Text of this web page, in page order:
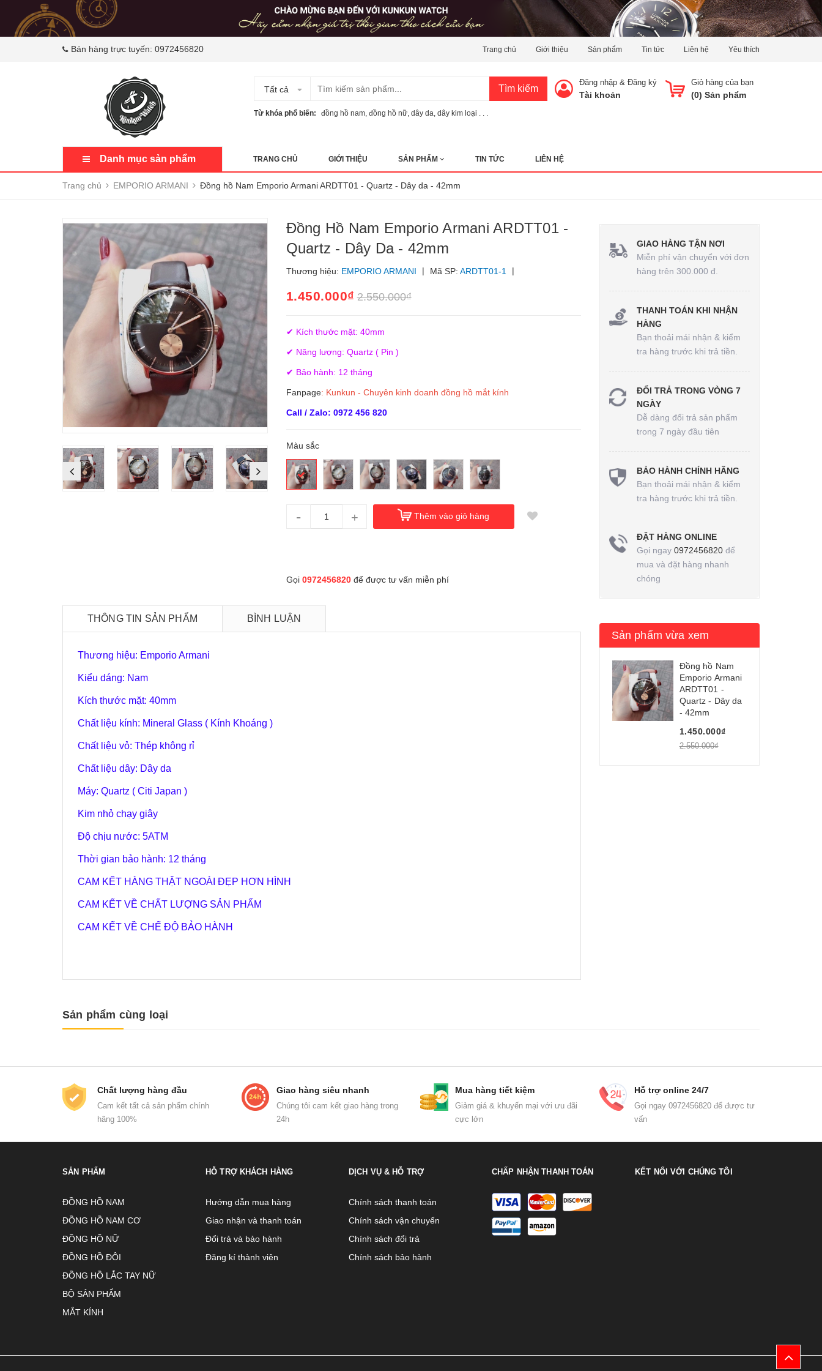
Bán hàng trực tuyến: 0972456820 Trang chủ Giới thiệu Sản phẩm Tin tức Liên hệ Yêu thích
Tất cả Tìm kiếm
Từ khóa phổ biến: đồng hồ nam đồng hồ nữ dây da dây kim loại . . .
Giỏ hàng của bạn
(0) Sản phẩm
Đăng nhập & Đăng ký
Tài khoản
Danh mục sản phẩm TRANG CHỦ GIỚI THIỆU SẢN PHẨM TIN TỨC LIÊN HỆ
Trang chủ EMPORIO ARMANI Đồng hồ Nam Emporio Armani ARDTT01 - Quartz - Dây da - 42mm
Đồng Hồ Nam Emporio Armani ARDTT01 -
Quartz - Dây Da - 42mm
Thương hiệu: EMPORIO ARMANI | Mã SP: ARDTT01-1 |
1.450.000₫ 2.550.000₫
✔ Kích thước mặt: 40mm
✔ Năng lượng: Quartz ( Pin )
✔ Bảo hành: 12 tháng
Fanpage: Kunkun - Chuyên kinh doanh đồng hồ mắt kính
Call / Zalo: 0972 456 820
Màu sắc
- + Thêm vào giỏ hàng
Gọi 0972456820để được tư vấn miễn phí
THÔNG TIN SẢN PHẨM BÌNH LUẬN
Thương hiệu: Emporio Armani
Kiểu dáng: Nam
Kích thước mặt: 40mm
Chất liệu kính: Mineral Glass ( Kính Khoáng )
Chất liệu vỏ: Thép không rỉ
Chất liệu dây: Dây da
Máy: Quartz ( Citi Japan )
Kim nhỏ chạy giây
Độ chịu nước: 5ATM
Thời gian bảo hành: 12 tháng
CAM KẾT HÀNG THẬT NGOÀI ĐẸP HƠN HÌNH
CAM KẾT VỀ CHẤT LƯỢNG SẢN PHẨM
CAM KẾT VỀ CHẾ ĐỘ BẢO HÀNH
GIAO HÀNG TẬN NƠI
Miễn phí vận chuyển với đơn
hàng trên 300.000 đ.
THANH TOÁN KHI NHẬN
HÀNG
Bạn thoải mái nhận & kiểm
tra hàng trước khi trả tiền.
ĐỔI TRẢ TRONG VÒNG 7
NGÀY
Dễ dàng đổi trả sản phẩm
trong 7 ngày đầu tiên
BẢO HÀNH CHÍNH HÃNG
Bạn thoải mái nhận & kiểm
tra hàng trước khi trả tiền.
ĐẶT HÀNG ONLINE
Gọi ngay 0972456820để
mua và đặt hàng nhanh
chóng
Sản phẩm vừa xem
Đồng hồ Nam
Emporio Armani
ARDTT01 -
Quartz - Dây da
- 42mm
1.450.000₫
2.550.000₫
Sản phẩm cùng loại
Chất lượng hàng đầu
Cam kết tất cả sản phẩm chính
hãng 100%
Giao hàng siêu nhanh
Chúng tôi cam kết giao hàng trong
24h
Mua hàng tiết kiệm
Giảm giá & khuyến mại với ưu đãi
cực lớn
Hỗ trợ online 24/7
Gọi ngay 0972456820 để được tư
vấn
SẢN PHẨM
ĐỒNG HỒ NAM
ĐỒNG HỒ NAM CƠ
ĐỒNG HỒ NỮ
ĐỒNG HỒ ĐÔI
ĐỒNG HỒ LẮC TAY NỮ
BỘ SẢN PHẨM
MẮT KÍNH
HỖ TRỢ KHÁCH HÀNG
Hướng dẫn mua hàng
Giao nhận và thanh toán
Đổi trả và bảo hành
Đăng kí thành viên
DỊCH VỤ & HỖ TRỢ
Chính sách thanh toán
Chính sách vận chuyển
Chính sách đổi trả
Chính sách bảo hành
CHẤP NHẬN THANH TOÁN KẾT NỐI VỚI CHÚNG TÔI